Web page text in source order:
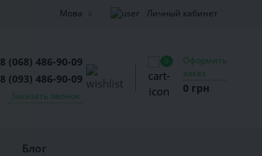
Мова Личный кабинет
(068) 486-90-09
(093) 486-90-09
Заказать звонок
0
Оформить
заказ
0 грн
Блог